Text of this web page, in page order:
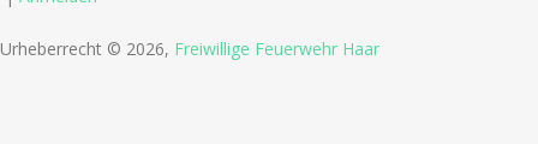
Urheberrecht © 2026, Freiwillige Feuerwehr Haar